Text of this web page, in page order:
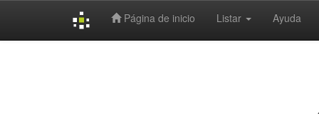
Página de inicio Listar Ayuda